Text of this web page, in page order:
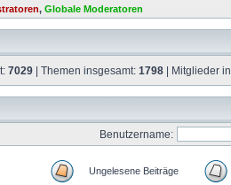
, Globale Moderatoren
7029 | Themen insgesamt: 1798 | Mitglieder
Benutzername:
Ungelesene Beiträge